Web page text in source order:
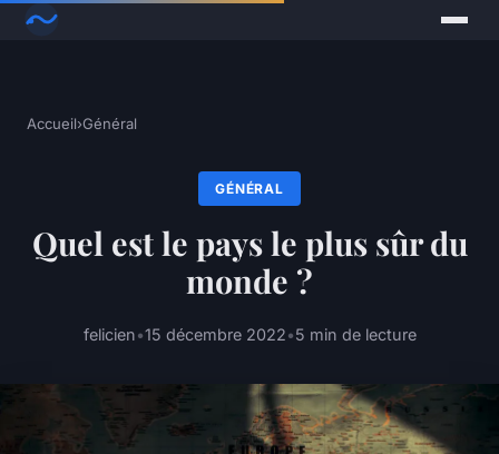
Accueil›Général
GÉNÉRAL
Quel est le pays le plus sûr du
monde ?
felicien•15 décembre 2022•5 min de lecture